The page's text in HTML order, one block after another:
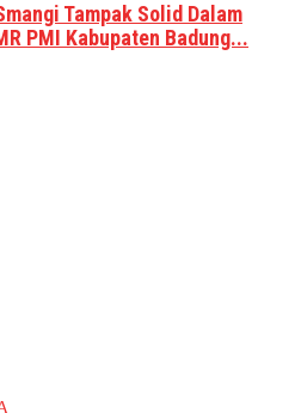
Tampak Solid Dalam
PMI Kabupaten Badung...